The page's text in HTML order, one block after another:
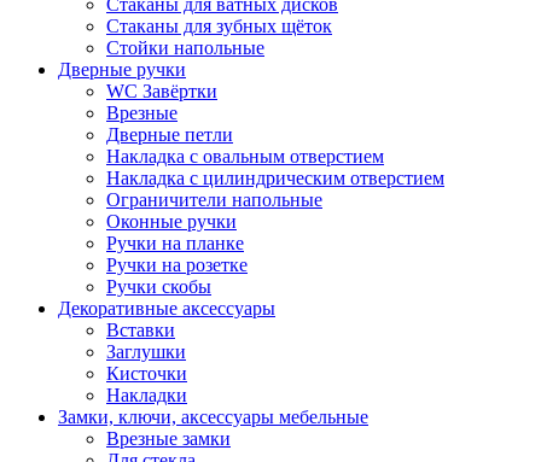
Стаканы для ватных дисков
Стаканы для зубных щёток
Стойки напольные
Дверные ручки
WC Завёртки
Врезные
Дверные петли
Накладка с овальным отверстием
Накладка с цилиндрическим отверстием
Ограничители напольные
Оконные ручки
Ручки на планке
Ручки на розетке
Ручки скобы
Декоративные аксессуары
Вставки
Заглушки
Кисточки
Накладки
Замки, ключи, аксессуары мебельные
Врезные замки